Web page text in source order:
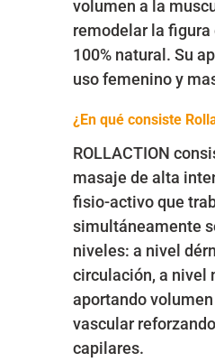
volumen a la
remodelar la figura
100% natural. Su
uso femenino y
¿En qué consiste
ROLLACTION
masaje de alta
fisio-activo que
simultáneamente
niveles: a nivel
circulación, a nivel
aportando
vascular
capilares.